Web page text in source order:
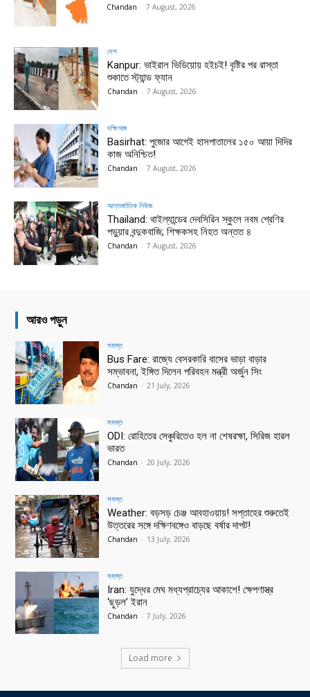
Chandan - 7 August, 2026
দেশ
Kanpur: ভাইরাল ভিডিয়োয় হইচই! বৃষ্টির পর রাস্তা
শুকাতে স্ট্যান্ড ফ্যান
Chandan - 7 August, 2026
দক্ষিণবঙ্গ
Basirhat: পুজোর আগেই হাসপাতালের ১৫০ আয়া দিদির
কাজ অনিশ্চিত!
Chandan - 7 August, 2026
আন্তর্জাতিক নিউজ
Thailand: থাইল্যান্ডের দেবসিরিন স্কুলে নবম শ্রেণির
পড়ুয়ার বন্দুকবাজি; শিক্ষকসহ নিহত অন্তত ৪
Chandan - 7 August, 2026
আরও পড়ুন
সমস্ত
Bus Fare: রাজ্যে বেসরকারি বাসের ভাড়া বাড়ার
সম্ভাবনা, ইঙ্গিত দিলেন পরিবহন মন্ত্রী অর্জুন সিং
Chandan - 21 July, 2026
সমস্ত
ODI: রোহিতের সেঞ্চুরিতেও হল না শেষরক্ষা, সিরিজ হারল
ভারত
Chandan - 20 July, 2026
সমস্ত
Weather: বড়সড় চেঞ্জ আবহাওয়ায়! সপ্তাহের শুরুতেই
উত্তরের সঙ্গে দক্ষিণবঙ্গেও বাড়ছে বর্ষার দাপট!
Chandan - 13 July, 2026
সমস্ত
Iran: যুদ্ধের মেঘ মধ্যপ্রাচ্যের আকাশে! ক্ষেপণাস্ত্র
‘ছুড়ল’ ইরান
Chandan - 7 July, 2026
Load more